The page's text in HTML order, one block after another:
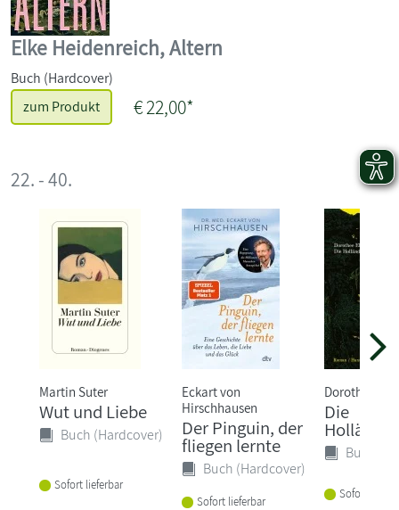
Elke Heidenreich, Altern
Buch (Hardcover)
zum Produkt
€ 22,00*
22. - 40.
Martin Suter
Wut und Liebe
Buch (Hardcover)
Sofort lieferbar
Eckart von
Hirschhausen
Der Pinguin, der
fliegen lernte
Buch (Hardcover)
Sofort lieferbar
Dorothee
Die
Buch
Sofort